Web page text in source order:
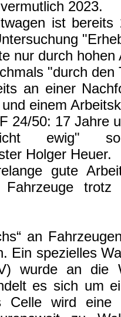
2023.
ist
nur durch
"durch
an einer
einem
24/50: 17 Jahre
ewig" so
Holger Heuer.
gute
an
Ein spezielles
wurde an die
es sich um
Celle wird eine